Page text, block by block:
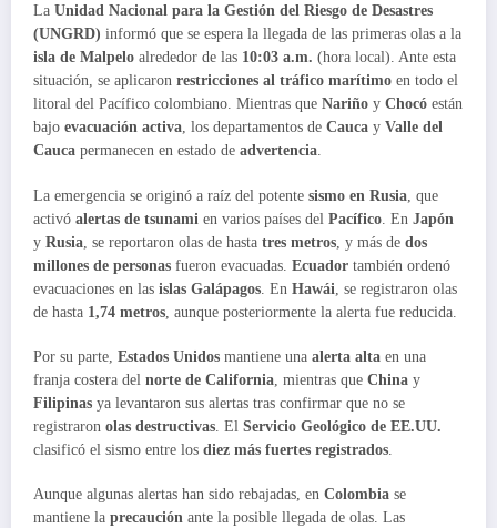
La Unidad Nacional para la Gestión del Riesgo de Desastres
(UNGRD) informó que se espera la llegada de las primeras olas a la
isla de Malpelo alrededor de las 10:03 a.m. (hora local). Ante esta
situación, se aplicaron restricciones al tráfico marítimo en todo el
litoral del Pacífico colombiano. Mientras que Nariño y Chocó están
bajo evacuación activa, los departamentos de Cauca y Valle del
Cauca permanecen en estado de advertencia.
La emergencia se originó a raíz del potente sismo en Rusia , que
activó alertas de tsunami en varios países del Pacífico . En Japón
y Rusia , se reportaron olas de hasta tres metros , y más de dos
millones de personas fueron evacuadas. Ecuador también ordenó
evacuaciones en las islas Galápagos . En Hawái , se registraron olas
de hasta 1,74 metros , aunque posteriormente la alerta fue reducida.
Por su parte, Estados Unidos mantiene una alerta alta en una
franja costera del norte de California , mientras que China y
Filipinas ya levantaron sus alertas tras confirmar que no se
registraron olas destructivas . El Servicio Geológico de EE.UU.
clasificó el sismo entre los diez más fuertes registrados
Aunque algunas alertas han sido rebajadas, en Colombia se
mantiene la precaución ante la posible llegada de olas. Las